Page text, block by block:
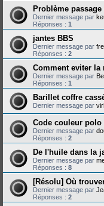
Problème
Dernier message par
Réponses : 1
jantes BBS
Dernier message par
Réponses : 2
Comment eviter
Dernier message par
Réponses : 1
Barillet coffre
Dernier message par
Code couleur polo
Dernier message par
Réponses : 2
De l'huile dans la
Dernier message par
Réponses : 8
[Résolu] Où
Dernier message par
Réponses : 2